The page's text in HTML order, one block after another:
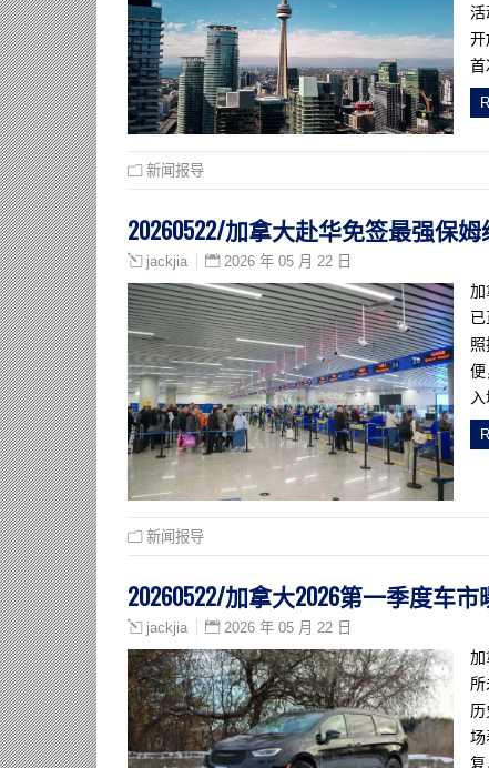
活
开
首
新闻报导
20260522/加拿大赴华免签最强保
jackjia 2026 年 05 月 22 日
加
便
新闻报导
20260522/加拿大2026第一季度车
jackjia 2026 年 05 月 22 日
加
场
复